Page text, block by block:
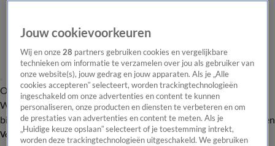
Overzicht Onze programma's Uitzendingen Onze gezichten
In de
WandelgangenInterviewsUitzending
bijwonenPodcastShopVeelgestelde vragenKijkersvraag insturen
Volg Vandaag Inside
Jouw cookievoorkeuren
Wij en onze28 partners gebruiken cookies en vergelijkbare
technieken om informatie te verzamelen over jou als gebruiker van
onze website(s), jouw gedrag en jouw apparaten. Als je „Alle
cookies accepteren” selecteert, worden trackingtechnologieën
ingeschakeld om onze advertenties en content te kunnen
personaliseren, onze producten en diensten te verbeteren en om
de prestaties van advertenties en content te meten. Als je
„Huidige keuze opslaan” selecteert of je toestemming intrekt,
worden deze trackingtechnologieën uitgeschakeld. We gebruiken